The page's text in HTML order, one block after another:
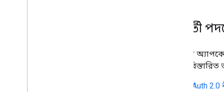
পরবর্তী
আপনার অ্যাপকে
আরও বিস্তারিত
OAuth